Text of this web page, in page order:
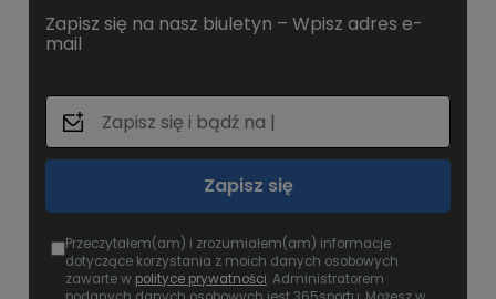
Zapisz się na nasz biuletyn – Wpisz adres e-
mail
Zapisz się
Przeczytałem(am) i zrozumiałem(am) informacje
dotyczące korzystania z moich danych osobowych
zawarte w polityce prywatności. Administratorem